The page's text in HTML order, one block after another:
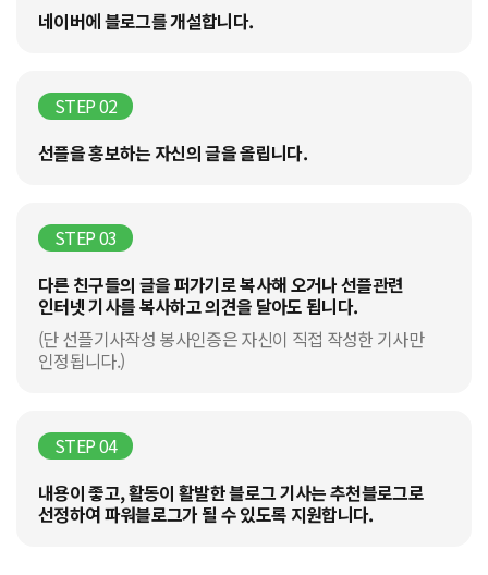
네이버에 블로그를 개설합니다.
STEP 02
선플을 홍보하는 자신의 글을 올립니다.
STEP 03
다른 친구들의 글을 퍼가기로 복사해 오거나 선플관련
인터넷 기사를 복사하고 의견을 달아도 됩니다.
(단 선플기사작성 봉사인증은 자신이 직접 작성한 기사만
인정됩니다.)
STEP 04
내용이 좋고, 활동이 활발한 블로그 기사는 추천블로그로
선정하여 파워블로그가 될 수 있도록 지원합니다.